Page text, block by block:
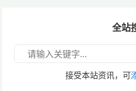
全站
接受本站资讯，可